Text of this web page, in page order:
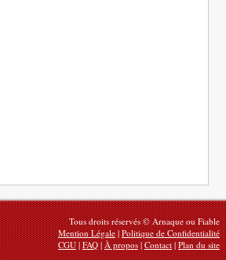
Tous droits réservés © Arnaque ou Fiable
Mention Légale|Politique de Confidentialité
CGU|FAQ|À propos|Contact|Plan du site